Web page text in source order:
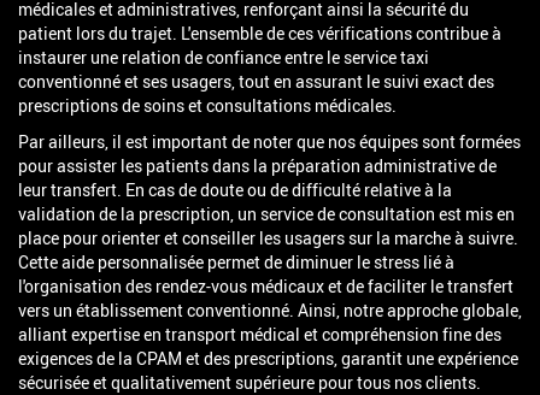
médicales et administratives, renforçant ainsi la sécurité du
patient lors du trajet. L'ensemble de ces vérifications contribue à
instaurer une relation de confiance entre le service taxi
conventionné et ses usagers, tout en assurant le suivi exact des
prescriptions de soins et consultations médicales.
Par ailleurs, il est important de noter que nos équipes sont formées
pour assister les patients dans la préparation administrative de
leur transfert. En cas de doute ou de difficulté relative à la
validation de la prescription, un service de consultation est mis en
place pour orienter et conseiller les usagers sur la marche à suivre.
Cette aide personnalisée permet de diminuer le stress lié à
l'organisation des rendez-vous médicaux et de faciliter le transfert
vers un établissement conventionné. Ainsi, notre approche globale,
alliant expertise en transport médical et compréhension fine des
exigences de la CPAM et des prescriptions, garantit une expérience
sécurisée et qualitativement supérieure pour tous nos clients.